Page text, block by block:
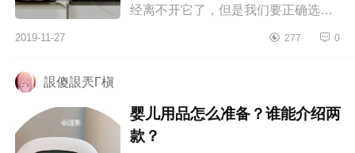
经离不开它了，但是我们要正确选购
的天气，提高空气的湿度会缓解皮肤
2019-11-27 277 0
詪傻詪兲Γ槇
婴儿用品怎么准备？谁能介绍两
款？